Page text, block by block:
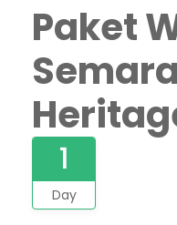
Paket
1
Day